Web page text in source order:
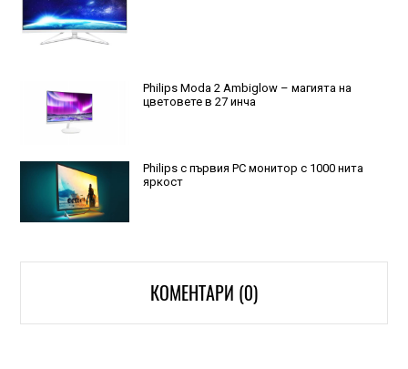
Philips Moda 2 Ambiglow – магията на
цветовете в 27 инча
Philips с първия PC монитор с 1000 нита
яркост
КОМЕНТАРИ (0)